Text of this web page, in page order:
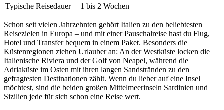
Typische Reisedauer
1 bis 2 Wochen
Schon seit vielen Jahrzehnten gehört Italien zu den beliebtesten
Reisezielen in Europa – und mit einer Pauschalreise hast du Flug,
Hotel und Transfer bequem in einem Paket. Besonders die
Küstenregionen ziehen Urlauber an: An der Westküste locken die
Italienische Riviera und der Golf von Neapel, während die
Adriaküste im Osten mit ihren langen Sandstränden zu den
gefragtesten Destinationen zählt. Wenn du lieber auf eine Insel
möchtest, sind die beiden großen Mittelmeerinseln Sardinien und
Sizilien jede für sich schon eine Reise wert.